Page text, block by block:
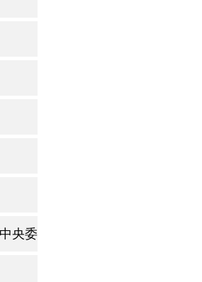
央委员第四次全体会议